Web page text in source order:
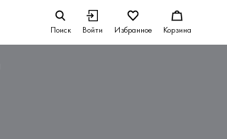
Поиск Войти Избранное Корзина